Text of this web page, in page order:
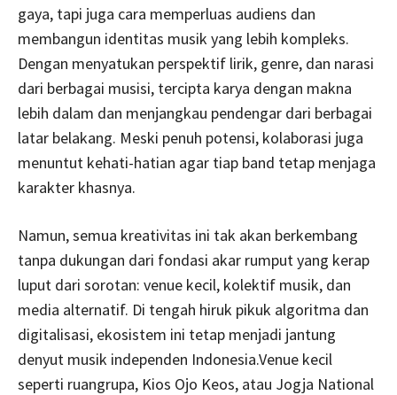
gaya, tapi juga cara memperluas audiens dan
membangun identitas musik yang lebih kompleks.
Dengan menyatukan perspektif lirik, genre, dan narasi
dari berbagai musisi, tercipta karya dengan makna
lebih dalam dan menjangkau pendengar dari berbagai
latar belakang. Meski penuh potensi, kolaborasi juga
menuntut kehati-hatian agar tiap band tetap menjaga
karakter khasnya.
Namun, semua kreativitas ini tak akan berkembang
tanpa dukungan dari fondasi akar rumput yang kerap
luput dari sorotan: venue kecil, kolektif musik, dan
media alternatif. Di tengah hiruk pikuk algoritma dan
digitalisasi, ekosistem ini tetap menjadi jantung
denyut musik independen Indonesia.Venue kecil
seperti ruangrupa, Kios Ojo Keos, atau Jogja National